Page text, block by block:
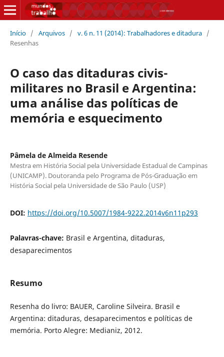
Início / Arquivos / v. 6 n. 11 (2014): Trabalhadores e ditadura /
Resenhas
O caso das ditaduras civis-
militares no Brasil e Argentina:
uma análise das políticas de
memória e esquecimento
Pâmela de Almeida Resende
Mestra em História Social pela Universidade Estadual de Campinas
(UNICAMP). Doutoranda pelo Programa de Pós-Graduação em
História Social pela Universidade de São Paulo (USP)
DOI: https://doi.org/10.5007/1984-9222.2014v6n11p293
Palavras-chave: Brasil e Argentina, ditaduras,
desaparecimentos
Resumo
Resenha do livro: BAUER, Caroline Silveira. Brasil e
Argentina: ditaduras, desaparecimentos e políticas de
memória. Porto Alegre: Medianiz, 2012.